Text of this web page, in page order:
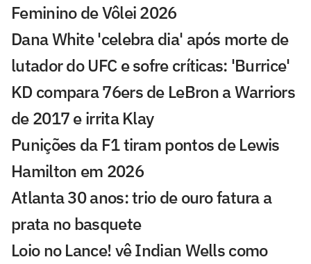
Feminino de Vôlei 2026
Dana White 'celebra dia' após morte de
lutador do UFC e sofre críticas: 'Burrice'
KD compara 76ers de LeBron a Warriors
de 2017 e irrita Klay
Punições da F1 tiram pontos de Lewis
Hamilton em 2026
Atlanta 30 anos: trio de ouro fatura a
prata no basquete
Loio no Lance! vê Indian Wells como